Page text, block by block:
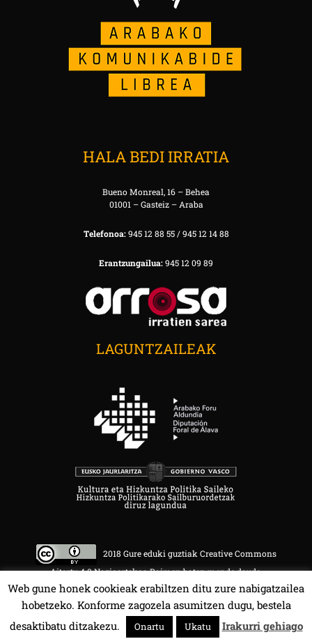
HALA BEDI IRRATIA
Bueno Monreal, 16 – Behea
01001 – Gasteiz – Araba
Telefonoa:945 12 88 55 / 945 12 14 88
Erantzungailua:945 12 09 89
LAGUNTZAILEAK
2018 Gure eduki guztiak Creative Commons
Aitortu 4.0 Nazioartekoa Baimen baten mende daude.
HALA BEDI BAT 107.4 MHz.
Web gune honek cookieak erabiltzen ditu zure nabigatzailea
hobetzeko. Konforme zagozela asumitzen dugu, bestela
desaktibatu ditzakezu.
Onartu Ukatu Irakurri gehiago